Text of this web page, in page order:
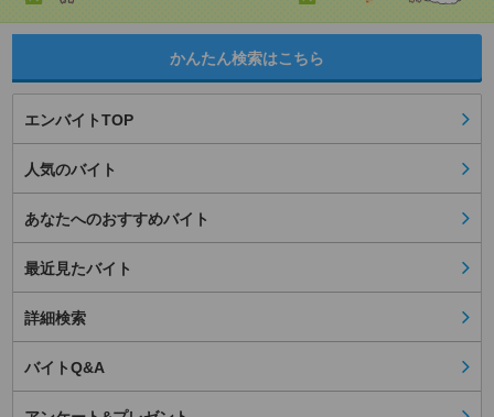
かんたん検索はこちら
エンバイトTOP
人気のバイト
あなたへのおすすめバイト
最近見たバイト
詳細検索
バイトQ&A